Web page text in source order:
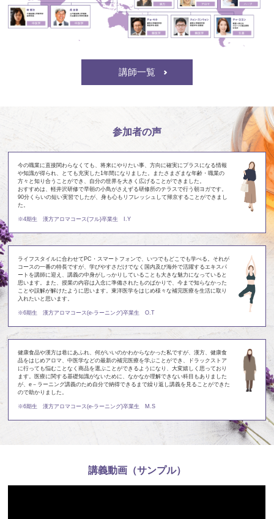
講師一覧
参加者の声
今の職業に直接関わらなくても、将来にやりたい事、方向に確実にプラスになる情報
や知識が得られ、とても充実した1年間になりました。またさまざまな年齢・職業の
方々と知り合うことができ、自分の世界を大きく広げることができました。
おすすめは、軽井沢研修で早朝の小鳥がさえずる研修所のテラスで行う朝ヨガです。
90分くらいの短い実習でしたが、身も心もリフレッシュして帰京することができまし
た。
※4期生 漢方アロマコース(フル)卒業生 I.Y
ライフスタイルに合わせてPC・スマートフォンで、いつでもどこでも学べる。それが
コースの一番の特長ですが、学びやすさだけでなく国内及び海外で活躍するエキスパ
ートを講師に迎え、講義の中身がしっかりしていることも大きな魅力になっていると
思います。また、授業の内容は入念に準備されたものばかりで、今まで知らなかった
ことや誤解が解けたように思います。東洋医学をはじめ様々な補完医療を生活に取り
入れたいと思います。
※6期生 漢方アロマコース(e-ラーニング)卒業生 O.T
健康食品や漢方は巷にあふれ、何がいいのかわからなかった私ですが、漢方、健康食
品をはじめアロマ、中医学などの最新の補完医療を学ぶことができ、ドラックストア
に行っても悩むことなく商品を選ぶことができるようになり、大変嬉しく思っており
ます。医療に関する基礎知識がないために、なかなか理解できない科目もありました
が、e－ラーニング講義のため自分で納得できるまで繰り返し講義を見ることができた
ので助かりました。
※6期生 漢方アロマコース(e-ラーニング)卒業生 M.S
講義動画（サンプル）